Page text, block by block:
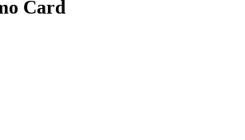
Card